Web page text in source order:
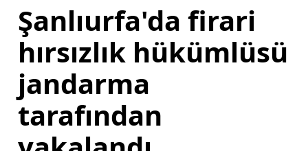
Şanlıurfa'da firari
hırsızlık hükümlüsü
jandarma
tarafından